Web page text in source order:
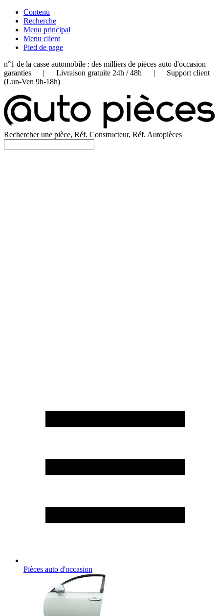
Contenu
Recherche
Menu principal
Menu client
Pied de page
n°1 de la casse automobile : des milliers de pièces auto d'occasion
garanties | Livraison gratuite 24h / 48h | Support client
(Lun-Ven 9h-18h)
Rechercher une pièce, Réf. Constructeur, Réf. Autopièces
Pièces auto d'occasion